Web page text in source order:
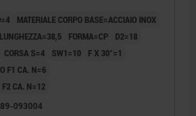
MATERIALE CORPO BASE=ACCIAIO INOX
LUNGHEZZA=38,5 FORMA=CP
D2=18
CORSA S=4 SW1=10
F X 30°=1
F1 CA. N=6
F2 CA. N=12
093004